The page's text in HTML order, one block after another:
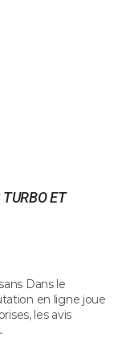
TURBO ET
Dans le
en ligne joue
les avis